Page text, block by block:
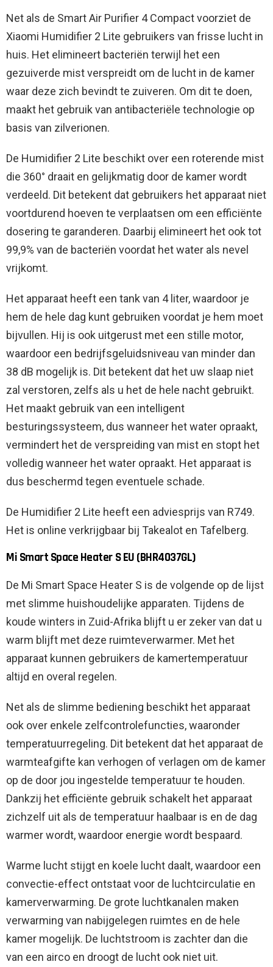
Net als de Smart Air Purifier 4 Compact voorziet de
Xiaomi Humidifier 2 Lite gebruikers van frisse lucht in
huis. Het elimineert bacteriën terwijl het een
gezuiverde mist verspreidt om de lucht in de kamer
waar deze zich bevindt te zuiveren. Om dit te doen,
maakt het gebruik van antibacteriële technologie op
basis van zilverionen.
De Humidifier 2 Lite beschikt over een roterende mist
die 360° draait en gelijkmatig door de kamer wordt
verdeeld. Dit betekent dat gebruikers het apparaat niet
voortdurend hoeven te verplaatsen om een ​​efficiënte
dosering te garanderen. Daarbij elimineert het ook tot
99,9% van de bacteriën voordat het water als nevel
vrijkomt.
Het apparaat heeft een tank van 4 liter, waardoor je
hem de hele dag kunt gebruiken voordat je hem moet
bijvullen. Hij is ook uitgerust met een stille motor,
waardoor een bedrijfsgeluidsniveau van minder dan
38 dB mogelijk is. Dit betekent dat het uw slaap niet
zal verstoren, zelfs als u het de hele nacht gebruikt.
Het maakt gebruik van een intelligent
besturingssysteem, dus wanneer het water opraakt,
vermindert het de verspreiding van mist en stopt het
volledig wanneer het water opraakt. Het apparaat is
dus beschermd tegen eventuele schade.
De Humidifier 2 Lite heeft een adviesprijs van R749.
Het is online verkrijgbaar bij Takealot en Tafelberg.
Mi Smart Space Heater S EU (BHR4037GL)
De Mi Smart Space Heater S is de volgende op de lijst
met slimme huishoudelijke apparaten. Tijdens de
koude winters in Zuid-Afrika blijft u er zeker van dat u
warm blijft met deze ruimteverwarmer. Met het
apparaat kunnen gebruikers de kamertemperatuur
altijd en overal regelen.
Net als de slimme bediening beschikt het apparaat
ook over enkele zelfcontrolefuncties, waaronder
temperatuurregeling. Dit betekent dat het apparaat de
warmteafgifte kan verhogen of verlagen om de kamer
op de door jou ingestelde temperatuur te houden.
Dankzij het efficiënte gebruik schakelt het apparaat
zichzelf uit als de temperatuur haalbaar is en de dag
warmer wordt, waardoor energie wordt bespaard.
Warme lucht stijgt en koele lucht daalt, waardoor een
convectie-effect ontstaat voor de luchtcirculatie en
kamerverwarming. De grote luchtkanalen maken
verwarming van nabijgelegen ruimtes en de hele
kamer mogelijk. De luchtstroom is zachter dan die
van een airco en droogt de lucht ook niet uit.